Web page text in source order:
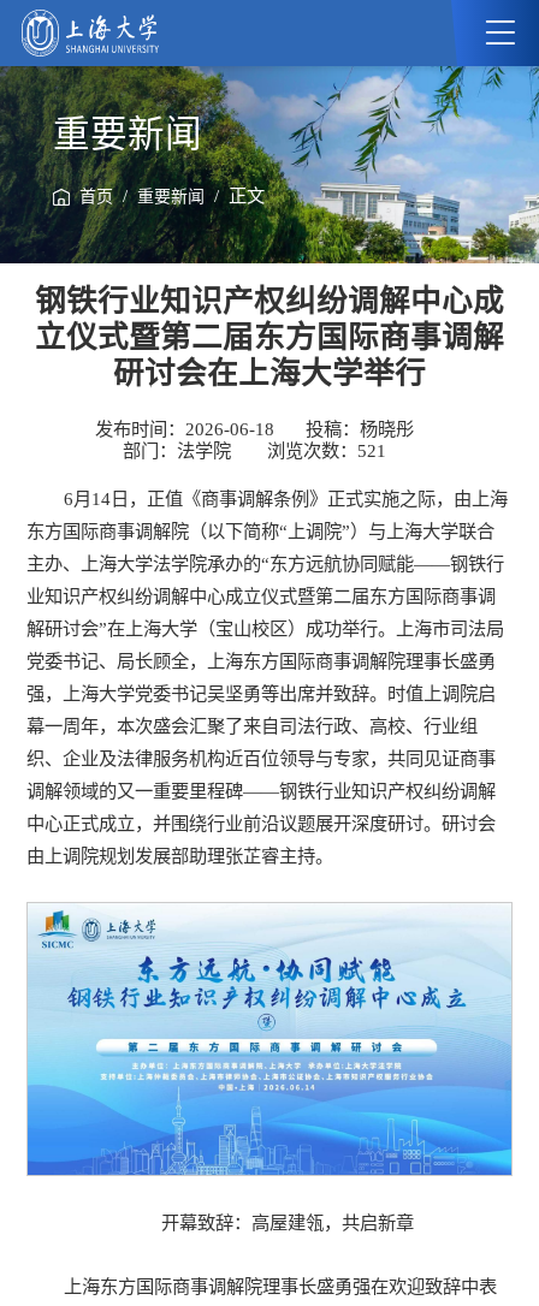
重要新闻
首页/重要新闻 / 正文
钢铁行业知识产权纠纷调解中心成
立仪式暨第二届东方国际商事调解
研讨会在上海大学举行
发布时间：2026-06-18
投稿：杨晓彤
部门：法学院
浏览次数： 521
6月14日，正值《商事调解条例》正式实施之际，由上海
东方国际商事调解院（以下简称“上调院”）与上海大学联合
主办、上海大学法学院承办的“东方远航协同赋能——钢铁行
业知识产权纠纷调解中心成立仪式暨第二届东方国际商事调
解研讨会”在上海大学（宝山校区）成功举行。上海市司法局
党委书记、局长顾全，上海东方国际商事调解院理事长盛勇
强，上海大学党委书记吴坚勇等出席并致辞。时值上调院启
幕一周年，本次盛会汇聚了来自司法行政、高校、行业组
织、企业及法律服务机构近百位领导与专家，共同见证商事
调解领域的又一重要里程碑——钢铁行业知识产权纠纷调解
中心正式成立，并围绕行业前沿议题展开深度研讨。研讨会
由上调院规划发展部助理张芷睿主持。
开幕致辞：高屋建瓴，共启新章
上海东方国际商事调解院理事长盛勇强在欢迎致辞中表